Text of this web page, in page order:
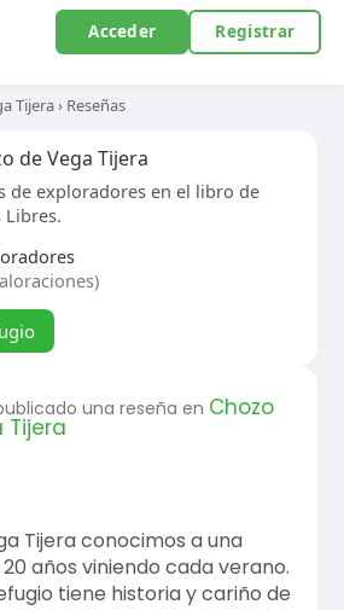
Acceder Registrar
Tijera› Reseñas
de Vega Tijera
de exploradores en el libro de
Libres.
una reseña en Chozo
Tijera
Tijera conocimos a una
años viniendo cada verano.
tiene historia y cariño de